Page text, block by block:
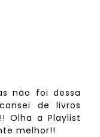
não foi dessa
de livros
Olha a Playlist
melhor!!